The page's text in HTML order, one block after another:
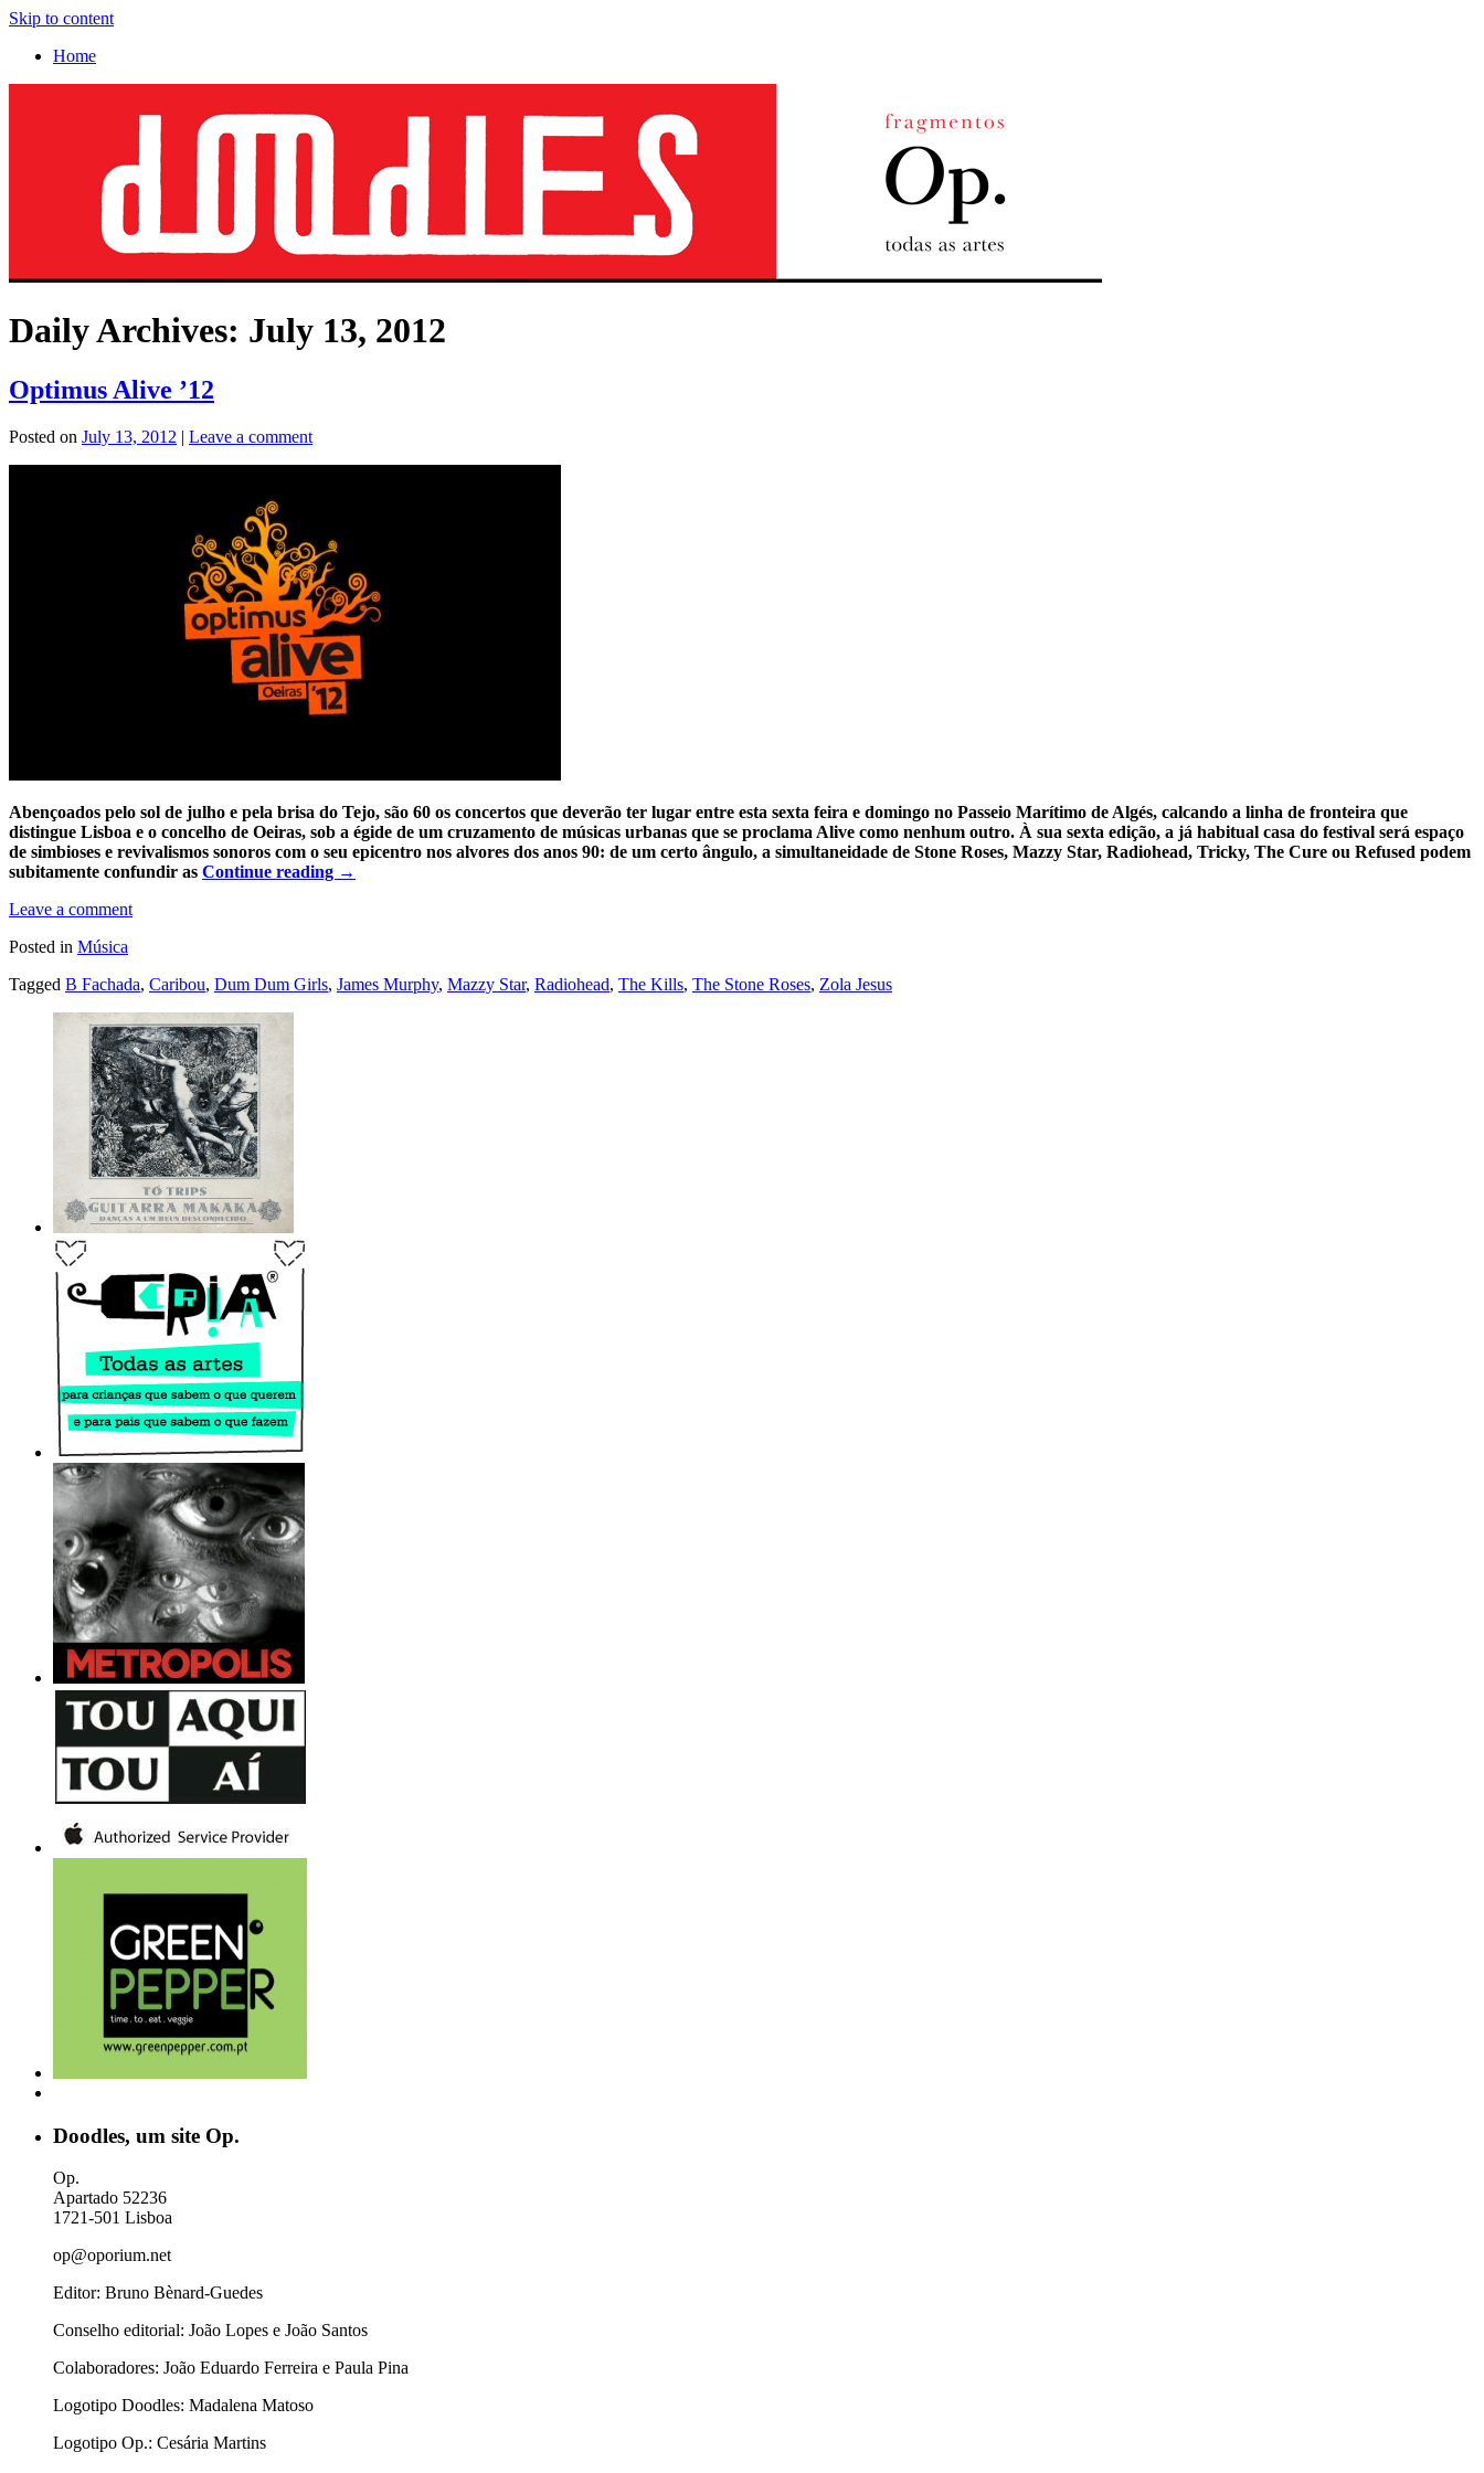
Skip to content
Home
Daily Archives: July 13, 2012
Optimus Alive ’12
Posted on July 13, 2012 | Leave a comment
Abençoados pelo sol de julho e pela brisa do Tejo, são 60 os concertos que deverão ter lugar entre esta sexta feira e domingo no Passeio Marítimo de Algés, calcando a linha de fronteira que
distingue Lisboa e o concelho de Oeiras, sob a égide de um cruzamento de músicas urbanas que se proclama Alive como nenhum outro. À sua sexta edição, a já habitual casa do festival será espaço
de simbioses e revivalismos sonoros com o seu epicentro nos alvores dos anos 90: de um certo ângulo, a simultaneidade de Stone Roses, Mazzy Star, Radiohead, Tricky, The Cure ou Refused podem
subitamente confundir as Continue reading →
Leave a comment
Posted in Música
Tagged B Fachada, Caribou, Dum Dum Girls, James Murphy, Mazzy Star, Radiohead, The Kills, The Stone Roses, Zola Jesus
Doodles, um site Op.
Op.
Apartado 52236
1721-501 Lisboa
op@oporium.net
Editor: Bruno Bènard-Guedes
Conselho editorial: João Lopes e João Santos
Colaboradores: João Eduardo Ferreira e Paula Pina
Logotipo Doodles: Madalena Matoso
Logotipo Op.: Cesária Martins